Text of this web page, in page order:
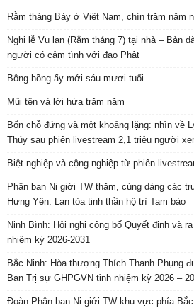
Rằm tháng Bảy ở Việt Nam, chín trăm năm
Nghi lễ Vu lan (Rằm tháng 7) tại nhà – Bản
người có cảm tình với đạo Phật
Bông hồng ấy mới sáu mươi tuổi
Mũi tên và lời hứa trăm năm
Bốn chỗ đứng và một khoảng lặng: nhìn về
Thúy sau phiên livestream 2,1 triệu người
Biệt nghiệp và cộng nghiệp từ phiên
Phân ban Ni giới TW thăm, cúng dàng các
Hưng Yên: Lan tỏa tinh thần hộ trì Tam bảo
Ninh Bình: Hội nghị công bố Quyết định và
nhiệm kỳ 2026-2031
Bắc Ninh: Hòa thượng Thích Thanh Phụng
Ban Trị sự GHPGVN tỉnh nhiệm kỳ 2026 –
Đoàn Phân ban Ni giới TW khu vực phía